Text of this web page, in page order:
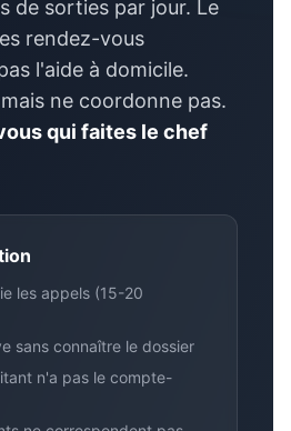
de sorties par jour. Le
rendez-vous
l'aide à domicile.
ne coordonne pas.
qui faites le chef
les appels (15-20
sans connaître le dossier
n'a pas le compte-